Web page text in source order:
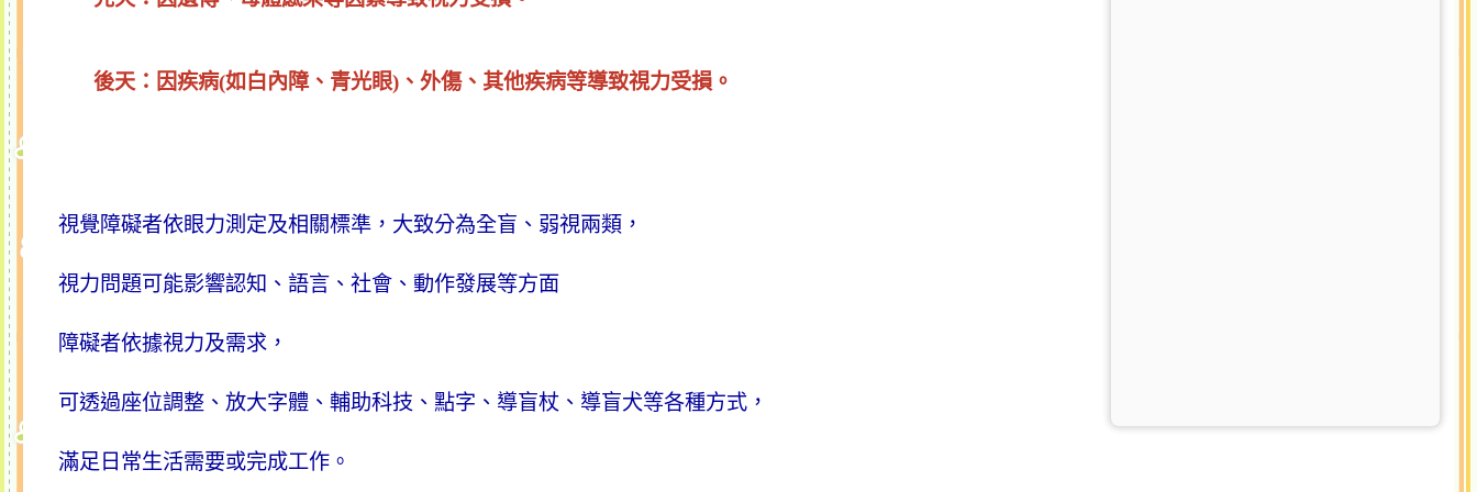
後天：因疾病(如白內障、青光眼)、外傷、其他疾病等導致視力受損。
視覺障礙者依眼力測定及相關標準，大致分為全盲、弱視兩類，
視力問題可能影響認知、語言、社會、動作發展等方面
障礙者依據視力及需求，
可透過座位調整、放大字體、輔助科技、點字、導盲杖、導盲犬等各種方式，
滿足日常生活需要或完成工作。